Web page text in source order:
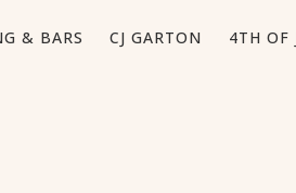
& BARS CJ GARTON 4TH OF